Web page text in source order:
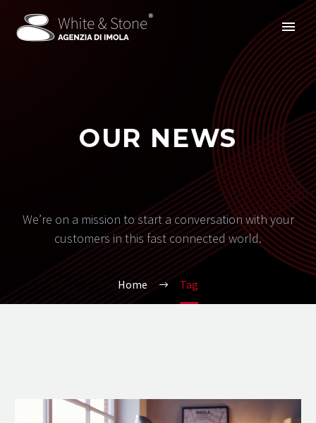
OUR NEWS
We’re on a mission to start a conversation with your
customers in this fast connected world.
Home Tag